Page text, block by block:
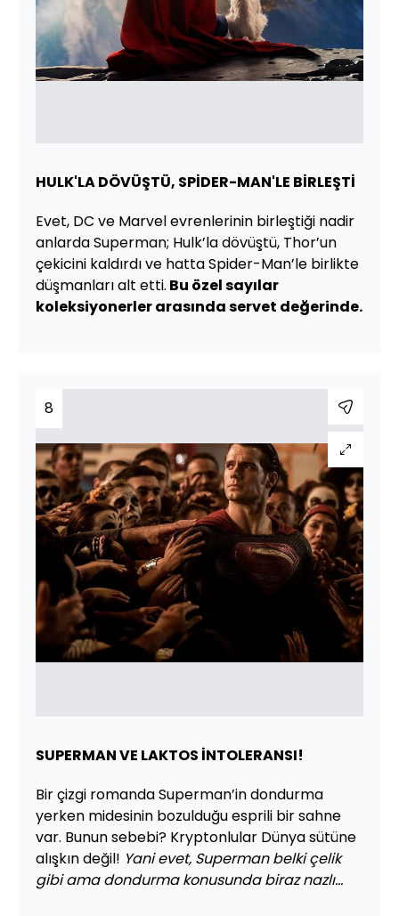
HULK'LA DÖVÜŞTÜ, SPİDER-MAN'LE BİRLEŞTİ
Evet, DC ve Marvel evrenlerinin birleştiği nadir
anlarda Superman; Hulk’la dövüştü, Thor’un
çekicini kaldırdı ve hatta Spider-Man’le birlikte
düşmanları alt etti. Bu özel sayılar
koleksiyonerler arasında servet değerinde.
8
SUPERMAN VE LAKTOS İNTOLERANSI!
Bir çizgi romanda Superman’in dondurma
yerken midesinin bozulduğu esprili bir sahne
var. Bunun sebebi? Kryptonlular Dünya sütüne
alışkın değil! Yani evet, Superman belki çelik
gibi ama dondurma konusunda biraz nazlı...